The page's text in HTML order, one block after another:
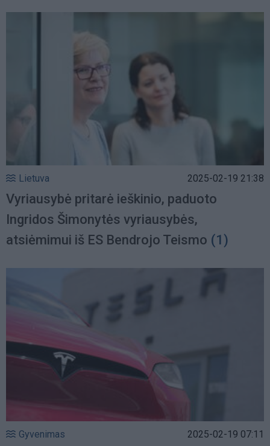
Lietuva 2025-02-19 21:38
Vyriausybė pritarė ieškinio, paduoto
Ingridos Šimonytės vyriausybės,
atsiėmimui iš ES Bendrojo Teismo (1)
Gyvenimas 2025-02-19 07:11